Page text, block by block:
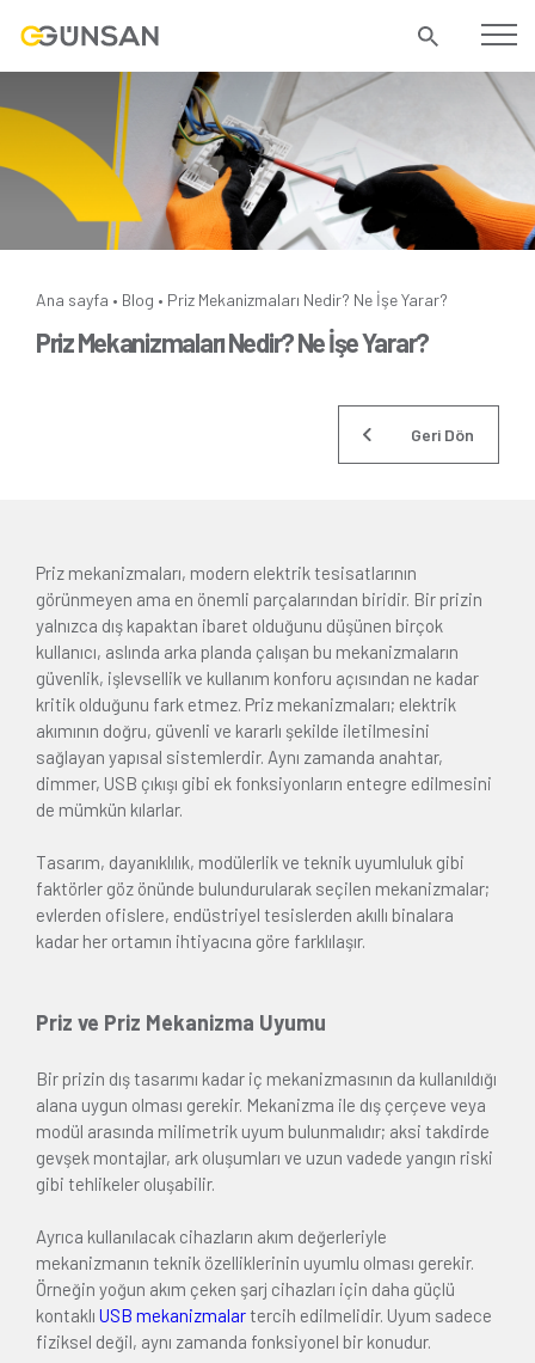
Ana sayfa • Blog • Priz Mekanizmaları Nedir? Ne İşe Yarar?
Priz Mekanizmaları Nedir? Ne İşe Yarar?
Geri Dön
Priz mekanizmaları, modern elektrik tesisatlarının
görünmeyen ama en önemli parçalarından biridir. Bir prizin
yalnızca dış kapaktan ibaret olduğunu düşünen birçok
kullanıcı, aslında arka planda çalışan bu mekanizmaların
güvenlik, işlevsellik ve kullanım konforu açısından ne kadar
kritik olduğunu fark etmez. Priz mekanizmaları; elektrik
akımının doğru, güvenli ve kararlı şekilde iletilmesini
sağlayan yapısal sistemlerdir. Aynı zamanda anahtar,
dimmer, USB çıkışı gibi ek fonksiyonların entegre edilmesini
de mümkün kılarlar.
Tasarım, dayanıklılık, modülerlik ve teknik uyumluluk gibi
faktörler göz önünde bulundurularak seçilen mekanizmalar;
evlerden ofislere, endüstriyel tesislerden akıllı binalara
kadar her ortamın ihtiyacına göre farklılaşır.
Priz ve Priz Mekanizma Uyumu
Bir prizin dış tasarımı kadar iç mekanizmasının da kullanıldığı
alana uygun olması gerekir. Mekanizma ile dış çerçeve veya
modül arasında milimetrik uyum bulunmalıdır; aksi takdirde
gevşek montajlar, ark oluşumları ve uzun vadede yangın riski
gibi tehlikeler oluşabilir.
Ayrıca kullanılacak cihazların akım değerleriyle
mekanizmanın teknik özelliklerinin uyumlu olması gerekir.
Örneğin yoğun akım çeken şarj cihazları için daha güçlü
kontaklı USB mekanizmalar tercih edilmelidir. Uyum sadece
fiziksel değil, aynı zamanda fonksiyonel bir konudur.